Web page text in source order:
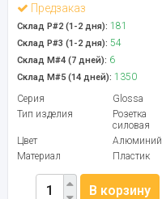
Предзаказ
Склад Р#2 (1-2 дня): 181
Склад Р#3 (1-2 дня): 54
Склад М#4 (7 дней): 6
Склад М#5 (14 дней): 1350
Серия
Glossa
Тип изделия
Розетка
силовая
Цвет
Алюминий
Материал
Пластик
В корзину